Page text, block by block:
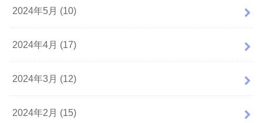
2024年5月 (10)
2024年4月 (17)
2024年3月 (12)
2024年2月 (15)